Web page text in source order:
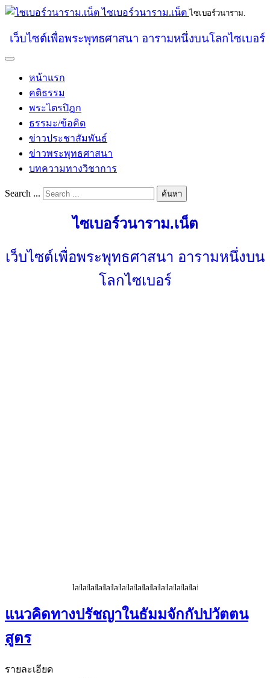
ไซเบอร์วนาราม.เน็ต ไซเบอร์วนาราม.
เว็บไซต์เพื่อพระพุทธศาสนา อารามหนึ่งบนโลกไซเบอร์
หน้าแรก
คติธรรม
พระไตรปิฎก
ธรรมะ/ข้อคิด
ข่าวประชาสัมพันธ์
ข่าวพระพุทธศาสนา
บทความทางวิชาการ
Search ... ค้นหา
ไซเบอร์วนาราม.เน็ต
เว็บไซต์เพื่อพระพุทธศาสนา อารามหนึ่งบน
โลกไซเบอร์
แนวคิดทางปรัชญาในธัมมจักกัปปวัตตน
สูตร
รายละเอียด